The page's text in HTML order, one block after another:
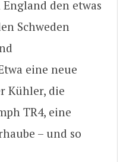
den etwas
Schweden
eine neue
Kühler, die
TR4, eine
– und so